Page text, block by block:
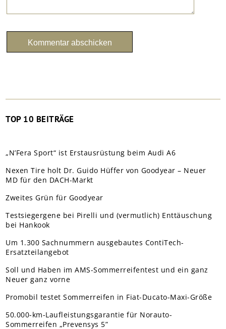
TOP 10 BEITRÄGE
„N’Fera Sport“ ist Erstausrüstung beim Audi A6
Nexen Tire holt Dr. Guido Hüffer von Goodyear – Neuer
MD für den DACH-Markt
Zweites Grün für Goodyear
Testsiegergene bei Pirelli und (vermutlich) Enttäuschung
bei Hankook
Um 1.300 Sachnummern ausgebautes ContiTech-
Ersatzteilangebot
Soll und Haben im AMS-Sommerreifentest und ein ganz
Neuer ganz vorne
Promobil testet Sommerreifen in Fiat-Ducato-Maxi-Größe
50.000-km-Laufleistungsgarantie für Norauto-
Sommerreifen „Prevensys 5”